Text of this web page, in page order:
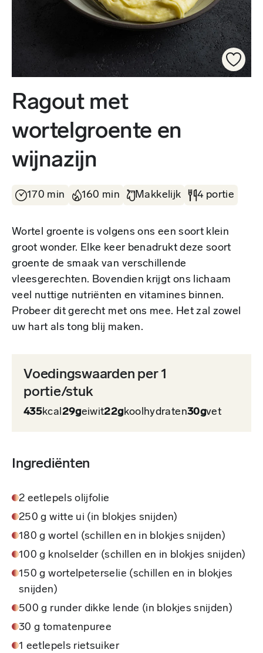
Ragout met
wortelgroente en
wijnazijn
170 min 160 min Makkelijk 4 portie
Wortel groente is volgens ons een soort klein
groot wonder. Elke keer benadrukt deze soort
groente de smaak van verschillende
vleesgerechten. Bovendien krijgt ons lichaam
veel nuttige nutriënten en vitamines binnen.
Probeer dit gerecht met ons mee. Het zal zowel
uw hart als tong blij maken.
Voedingswaarden per 1
portie/stuk
435kcal29geiwit22gkoolhydraten30gvet
Ingrediënten
2 eetlepels olijfolie
250 g witte ui (in blokjes snijden)
180 g wortel (schillen en in blokjes snijden)
100 g knolselder (schillen en in blokjes snijden)
150 g wortelpeterselie (schillen en in blokjes
snijden)
500 g runder dikke lende (in blokjes snijden)
30 g tomatenpuree
1 eetlepels rietsuiker